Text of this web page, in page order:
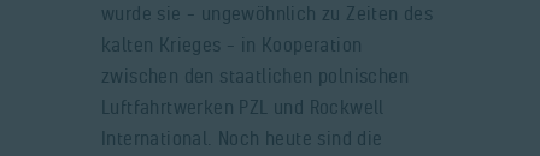
wurde sie – ungewöhnlich zu Zeiten des
kalten Krieges – in Kooperation
zwischen den staatlichen polnischen
Luftfahrtwerken PZL und Rockwell
International. Noch heute sind die